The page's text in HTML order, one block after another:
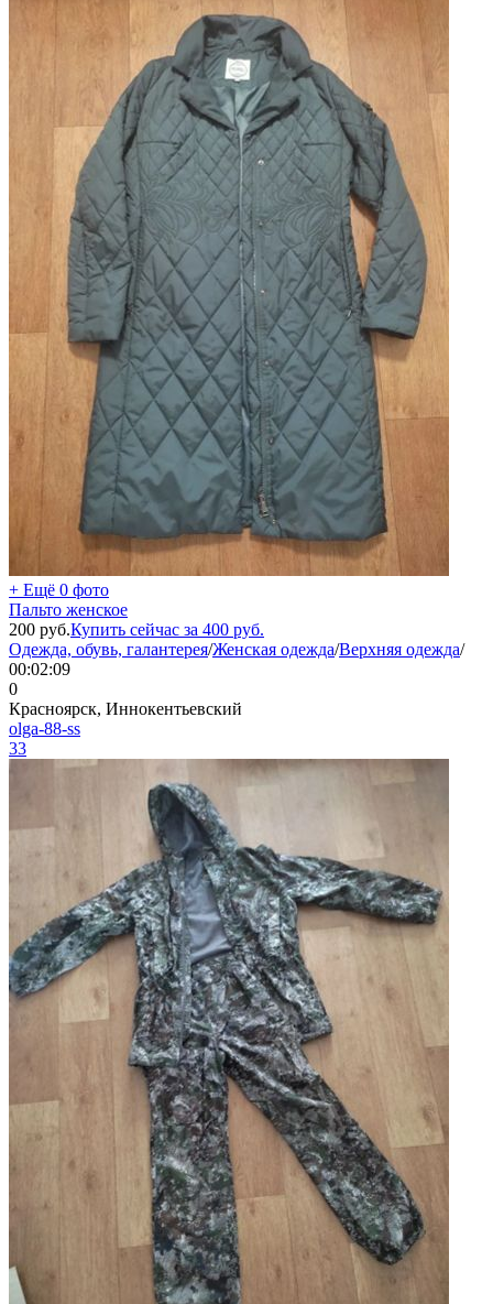
+ Ещё 0 фото
Пальто женское
200 руб.Купить сейчас за 400 руб.
Одежда, обувь, галантерея/Женская одежда/Верхняя одежда/
00:02:09
0
Красноярск, Иннокентьевский
olga-88-ss
33